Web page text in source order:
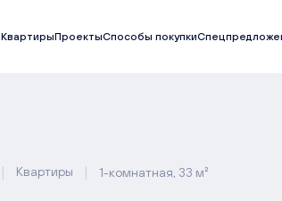
КвартирыПроектыСпособы покупки
| Квартиры | 1-комнатная, 33 м²